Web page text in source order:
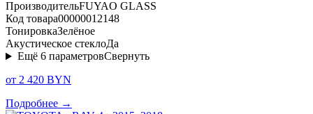
ПроизводительFUYAO GLASS
Код товара00000012148
ТонировкаЗелёное
Акустическое стеклоДа
Ещё 6 параметровСвернуть
от 2 420 BYN
Подробнее →